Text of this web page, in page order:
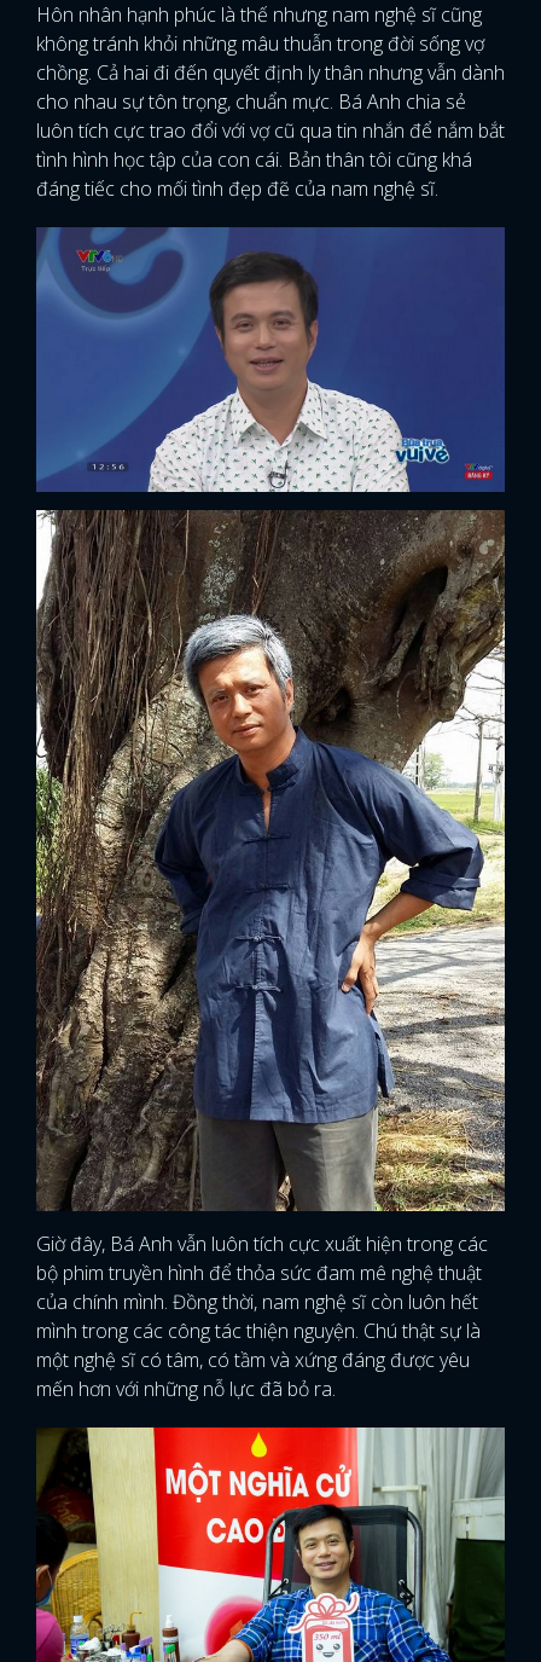
Hôn nhân hạnh phúc là thế nhưng nam nghệ sĩ cũng
không tránh khỏi những mâu thuẫn trong đời sống vợ
chồng. Cả hai đi đến quyết định ly thân nhưng vẫn dành
cho nhau sự tôn trọng, chuẩn mực. Bá Anh chia sẻ
luôn tích cực trao đổi với vợ cũ qua tin nhắn để nắm bắt
tình hình học tập của con cái. Bản thân tôi cũng khá
đáng tiếc cho mối tình đẹp đẽ của nam nghệ sĩ.
Giờ đây, Bá Anh vẫn luôn tích cực xuất hiện trong các
bộ phim truyền hình để thỏa sức đam mê nghệ thuật
của chính mình. Đồng thời, nam nghệ sĩ còn luôn hết
mình trong các công tác thiện nguyện. Chú thật sự là
một nghệ sĩ có tâm, có tầm và xứng đáng được yêu
mến hơn với những nỗ lực đã bỏ ra.